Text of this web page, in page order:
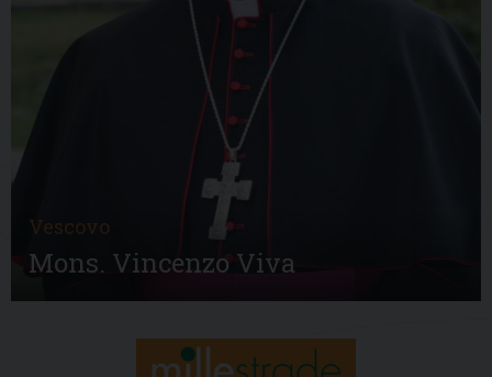
Vescovo
Mons. Vincenzo Viva